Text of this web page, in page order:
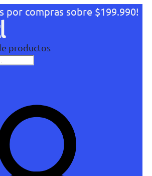
por compras sobre $199.990!
productos